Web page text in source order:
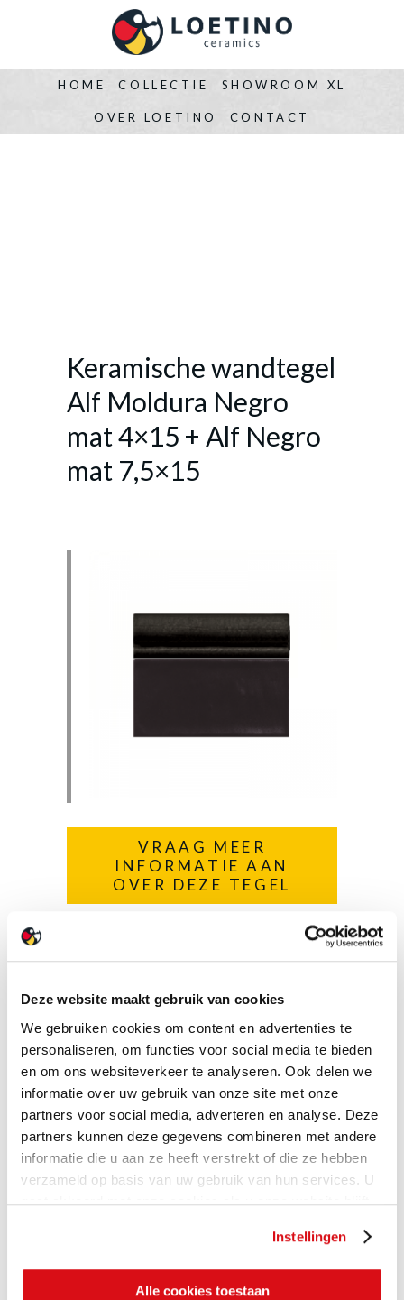
Deze website maakt gebruik van cookies
We gebruiken cookies om content en advertenties te
personaliseren, om functies voor social media te bieden
en om ons websiteverkeer te analyseren. Ook delen we
informatie over uw gebruik van onze site met onze
partners voor social media, adverteren en analyse. Deze
partners kunnen deze gegevens combineren met andere
informatie die u aan ze heeft verstrekt of die ze hebben
verzameld op basis van uw gebruik van hun services. U
gaat akkoord met onze cookies als u onze website blijft
Instellingen
Alle cookies toestaan
HOME COLLECTIE SHOWROOM XL
OVER LOETINO CONTACT
Keramische wandtegel
Alf Moldura Negro
mat 4×15 + Alf Negro
mat 7,5×15
VRAAG MEER
INFORMATIE AAN
OVER DEZE TEGEL
- en nog vele anderen -
in onze showroom XL
MEER OVER ONZE
SHOWROOM XL